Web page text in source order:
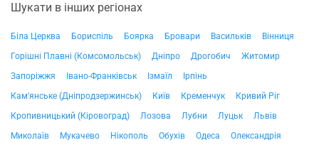
Шукати в інших регіонах
Біла Церква Бориспіль Боярка Бровари Васильків
Вінниця
Горішні Плавні (Комсомольськ)
Дніпро Дрогобич
Житомир
Запоріжжя
Івано-Франківськ Ізмаїл
Ірпінь
Кам'янське (Дніпродзержинськ)
Київ Кременчук
Кривий Ріг
Кропивницький (Кіровоград)
Лозова Лубни Луцьк
Львів
Миколаїв
Мукачево Нікополь Обухів Одеса
Олександрія